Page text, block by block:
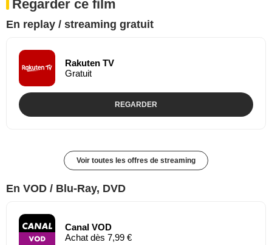
Regarder ce film
En replay / streaming gratuit
Rakuten TV
Gratuit
REGARDER
Voir toutes les offres de streaming
En VOD / Blu-Ray, DVD
Canal VOD
Achat dès 7,99 €